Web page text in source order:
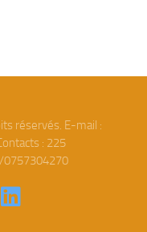
réservés. E-mail :
: 225